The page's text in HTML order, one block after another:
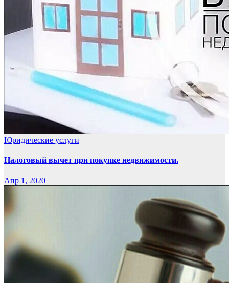
Юридические услуги
Налоговый вычет при покупке недвижимости.
Апр 1, 2020